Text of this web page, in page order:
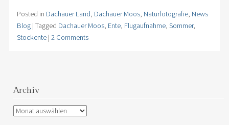
Posted in Dachauer Land, Dachauer Moos, Naturfotografie, News
Blog | Tagged Dachauer Moos, Ente, Flugaufnahme, Sommer,
Stockente | 2 Comments
Archiv
Archiv